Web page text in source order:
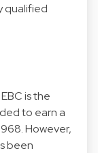
qualified
is the
to earn a
However,
been